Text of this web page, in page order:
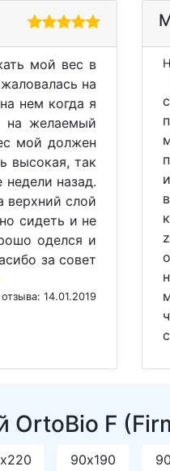
мой вес в
на
нем когда я
на желаемый
мой должен
высокая, так
назад.
верхний слой
сидеть и не
оделся и
за совет
14.01.2019
OrtoBio F
90х190